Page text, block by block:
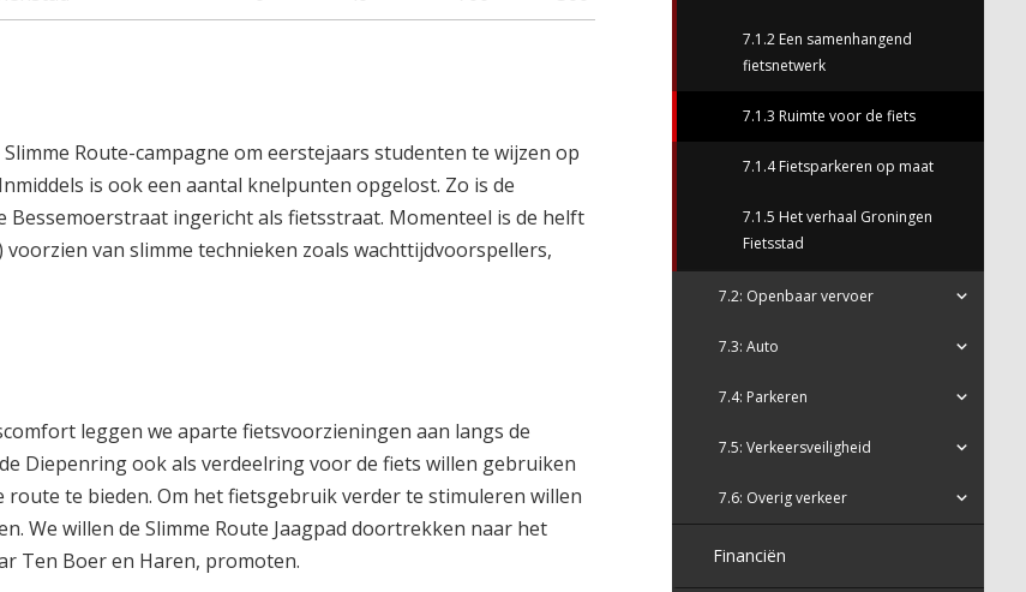
7.1.2 Een samenhangend
fietsnetwerk
7.1.3 Ruimte voor de fiets
7.1.4 Fietsparkeren op maat
7.1.5 Het verhaal Groningen
Fietsstad
7.2: Openbaar vervoer
7.3: Auto
7.4: Parkeren
7.5: Verkeersveiligheid
7.6: Overig verkeer
Financiën
Route-campagne om eerstejaars studenten te wijzen op
is ook een aantal knelpunten opgelost. Zo is de
Bessemoerstraat ingericht als fietsstraat. Momenteel is de helft
van slimme technieken zoals wachttijdvoorspellers,
leggen we aparte fietsvoorzieningen aan langs de
Diepenring ook als verdeelring voor de fiets willen gebruiken
te bieden. Om het fietsgebruik verder te stimuleren willen
We willen de Slimme Route Jaagpad doortrekken naar het
Ten Boer en Haren, promoten.